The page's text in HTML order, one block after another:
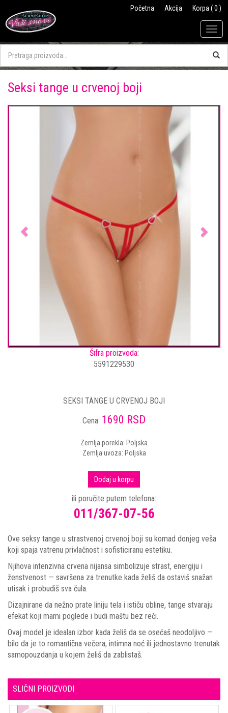
Početna Akcija Korpa ( 0 )
Seksi tange u crvenoj boji
Šifra proizvoda:
5591229530
SEKSI TANGE U CRVENOJ BOJI
Cena: 1690 RSD
Zemlja porekla: Poljska
Zemlja uvoza: Poljska
Dodaj u korpu
ili poručite putem telefona:
011/367-07-56
Ove seksy tange u strastvenoj crvenoj boji su komad donjeg veša
koji spaja vatrenu privlačnost i sofisticiranu estetiku.
Njihova intenzivna crvena nijansa simbolizuje strast, energiju i
ženstvenost — savršena za trenutke kada želiš da ostaviš snažan
utisak i probudiš sva čula.
Dizajnirane da nežno prate liniju tela i ističu obline, tange stvaraju
efekat koji mami poglede i budi maštu bez reči.
Ovaj model je idealan izbor kada želiš da se osećaš neodoljivo —
bilo da je to romantična večera, intimna noć ili jednostavno trenutak
samopouzdanja u kojem želiš da zablistaš.
SLIČNI PROIZVODI